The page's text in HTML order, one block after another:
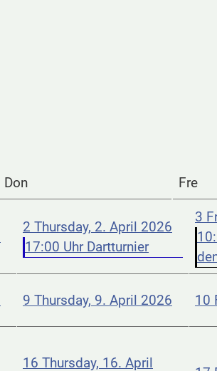
Don Fre
2 Thursday, 2. April 2026
17:00 Uhr Dartturnier
3
9 Thursday, 9. April 2026 10
16 Thursday, 16. April